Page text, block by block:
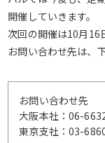
開催していきます。
次回の開催は10月16
お問い合わせ先は、
お問い合わせ先
大阪本社：06-
東京支社：03-